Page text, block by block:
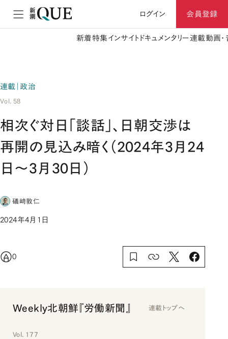
ログイン 会員登録
新着特集 インサイト ドキュメンタリー 連載動画
連載｜政治
Vol. 58
相次ぐ対日「談話」、日朝交渉は
再開の見込み暗く（2024年3月24
日～3月30日）
礒﨑敦仁
2024年4月1日
0
Weekly北朝鮮『労働新聞』 連載トップへ
Vol. 177